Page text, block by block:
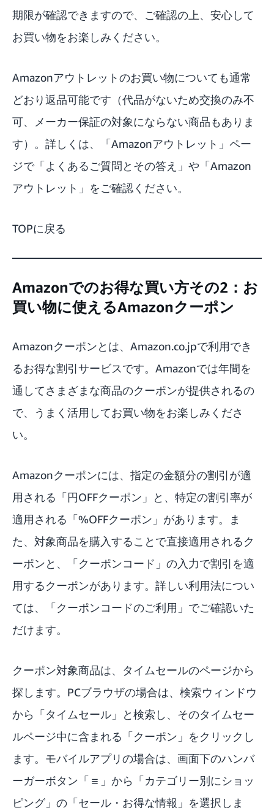
期限が確認できますので、ご確認の上、安心して
お買い物をお楽しみください。
Amazonアウトレットのお買い物についても通常
どおり返品可能です（代品がないため交換のみ不
可、メーカー保証の対象にならない商品もありま
す）。詳しくは、「Amazonアウトレット 」ペー
ジで「よくあるご質問とその答え」や「Amazon
アウトレット」をご確認ください。
TOPに戻る
Amazonでのお得な買い方その2：お
買い物に使えるAmazonクーポン
Amazonクーポンとは、Amazon.co.jpで利用でき
るお得な割引サービスです。Amazonでは年間を
通してさまざまな商品のクーポンが提供されるの
で、うまく活用してお買い物をお楽しみくださ
い。
Amazonクーポンには、指定の金額分の割引が適
用される「円OFFクーポン」と、特定の割引率が
適用される「%OFFクーポン」があります。ま
た、対象商品を購入することで直接適用されるク
ーポンと、「クーポンコード」の入力で割引を適
用するクーポンがあります。詳しい利用法につい
ては、「クーポンコードのご利用 」でご確認いた
だけます。
クーポン対象商品は、 タイムセールのページから
探します。PCブラウザの場合は、検索ウィンドウ
から「タイムセール」と検索し、そのタイムセー
ルページ中に含まれる「クーポン」をクリックし
ます。モバイルアプリの場合は、画面下のハンバ
ーガーボタン「≡」から「カテゴリー別にショッ
ピング」の「セール・お得な情報」を選択しま